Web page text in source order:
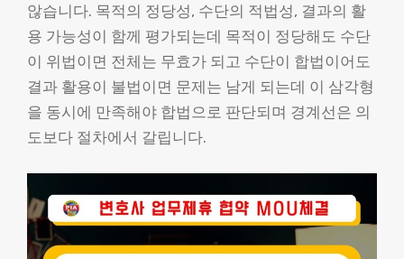
않습니다. 목적의 정당성, 수단의 적법성, 결과의 활
용 가능성이 함께 평가되는데 목적이 정당해도 수단
이 위법이면 전체는 무효가 되고 수단이 합법이어도
결과 활용이 불법이면 문제는 남게 되는데 이 삼각형
을 동시에 만족해야 합법으로 판단되며 경계선은 의
도보다 절차에서 갈립니다.